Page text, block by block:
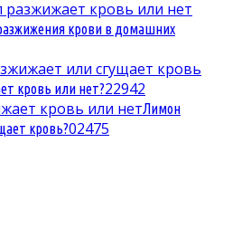
крови в домашних
кровь или нет?22942
Лимон
кровь?02475